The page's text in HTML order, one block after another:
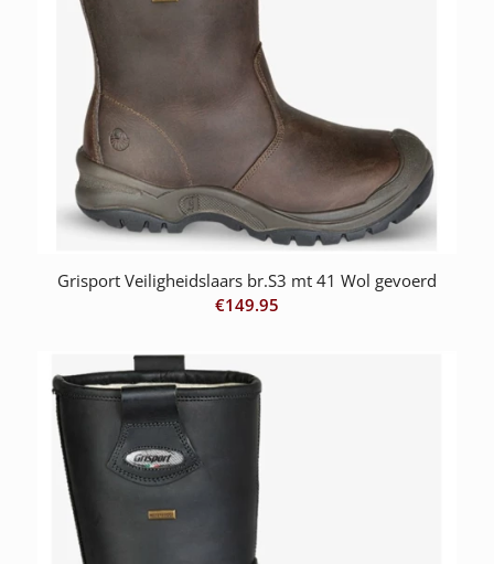
Grisport Veiligheidslaars br.S3 mt 41 Wol gevoerd
€149.95